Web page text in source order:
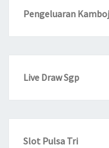
Pengeluaran
Live Draw Sgp
Slot Pulsa Tri